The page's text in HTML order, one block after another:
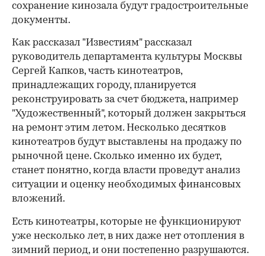
сохранение кинозала будут градостроительные
документы.
Как рассказал "Известиям" рассказал
руководитель департамента культуры Москвы
Сергей Капков, часть кинотеатров,
принадлежащих городу, планируется
реконструировать за счет бюджета, например
"Художественный", который должен закрыться
на ремонт этим летом. Несколько десятков
кинотеатров будут выставлены на продажу по
рыночной цене. Сколько именно их будет,
станет понятно, когда власти проведут анализ
ситуации и оценку необходимых финансовых
вложений.
Есть кинотеатры, которые не функционируют
уже несколько лет, в них даже нет отопления в
зимний период, и они постепенно разрушаются.